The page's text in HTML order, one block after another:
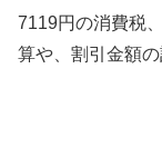
7119円の消費税
算や、割引金額の